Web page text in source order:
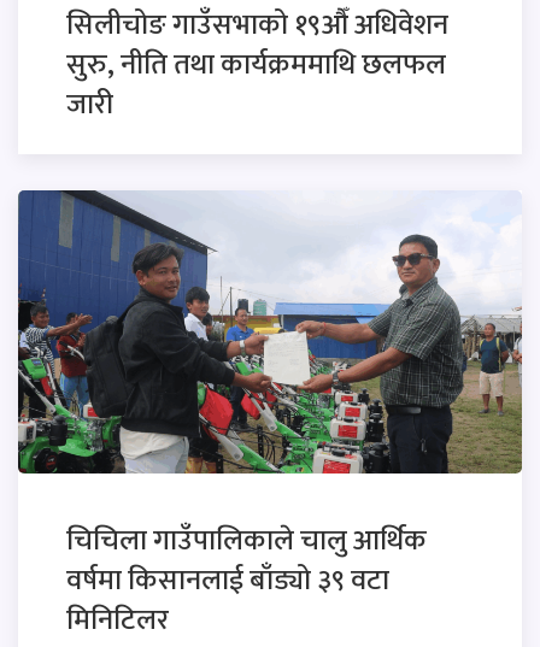
सिलीचोङ गाउँसभाको १९औँ अधिवेशन
सुरु, नीति तथा कार्यक्रममाथि छलफल
जारी
चिचिला गाउँपालिकाले चालु आर्थिक
वर्षमा किसानलाई बाँड्यो ३९ वटा
मिनिटिलर